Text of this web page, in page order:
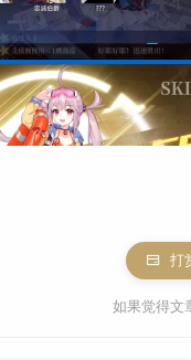
打
如果觉得文